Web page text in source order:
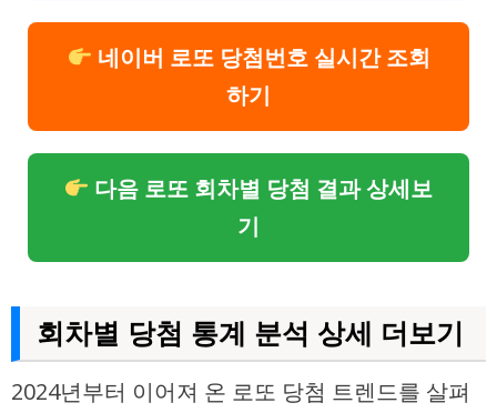
네이버 로또 당첨번호 실시간 조회
하기
다음 로또 회차별 당첨 결과 상세보
기
회차별 당첨 통계 분석 상세 더보기
2024년부터 이어져 온 로또 당첨 트렌드를 살펴